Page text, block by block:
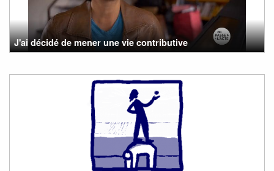
J'ai décidé de mener une vie contributive